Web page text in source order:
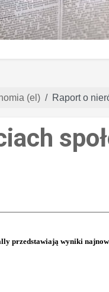
(el) Raport o
przedstawiają wyniki